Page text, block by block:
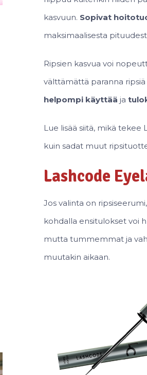
kasvuun. Sopivat
maksimaalisesta
Ripsien kasvua voi
välttämättä paranna
helpompi käyttää ja
Lue lisää siitä, mikä tekee
kuin sadat muut
Lashcode
Jos valinta on
kohdalla ensitulokset voi
mutta tummemmat ja
muutakin aikaan.